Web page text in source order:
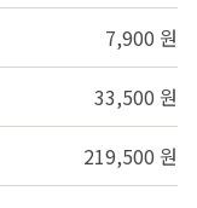
7,900 원
33,500 원
219,500 원